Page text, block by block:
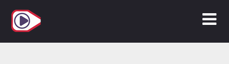
Inhalt
springen